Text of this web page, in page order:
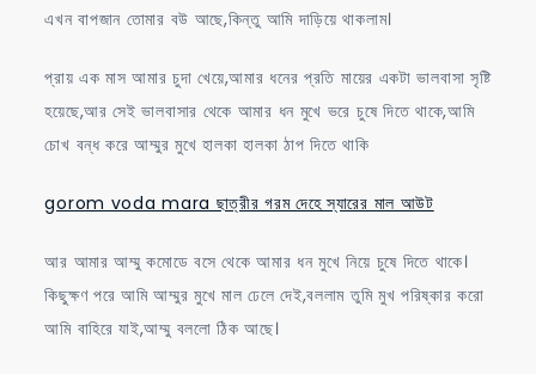
এখন বাপজান তোমার বউ আছে,কিন্তু আমি দাড়িয়ে থাকলাম।
প্রায় এক মাস আমার চুদা খেয়ে,আমার ধনের প্রতি মায়ের একটা ভালবাসা সৃষ্টি
হয়েছে,আর সেই ভালবাসার থেকে আমার ধন মুখে ভরে চুষে দিতে থাকে,আমি
চোখ বন্ধ করে আম্মুর মুখে হালকা হালকা ঠাপ দিতে থাকি
gorom voda mara ছাত্রীর গরম দেহে স্যারের মাল আউট
আর আমার আম্মু কমোডে বসে থেকে আমার ধন মুখে নিয়ে চুষে দিতে থাকে।
কিছুক্ষণ পরে আমি আম্মুর মুখে মাল ঢেলে দেই,বললাম তুমি মুখ পরিষ্কার করো
আমি বাহিরে যাই,আম্মু বললো ঠিক আছে।